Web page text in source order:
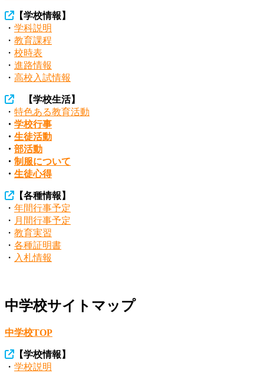
【学校情報】
・ 学科説明
・ 教育課程
・ 校時表
・ 進路情報
・ 高校入試情報
【学校生活】
・ 特色ある教育活動
・ 学校行事
・ 生徒活動
・ 部活動
・ 制服について
・ 生徒心得
【各種情報】
・ 年間行事予定
・ 月間行事予定
・ 教育実習
・ 各種証明書
・ 入札情報
中学校サイトマップ
中学校TOP
【学校情報 】
・ 学校説明